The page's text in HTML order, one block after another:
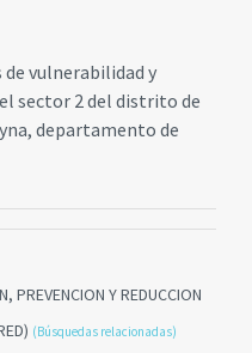
vulnerabilidad y
sector 2 del distrito de
departamento de
PREVENCION Y REDUCCION
(Búsquedas relacionadas)